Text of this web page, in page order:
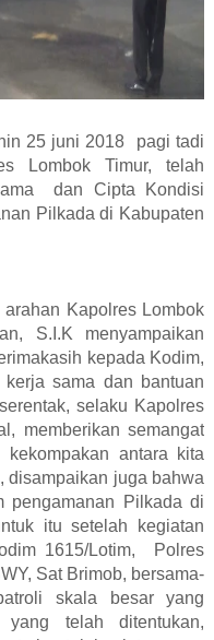
25 juni 2018 pagi tadi
Lombok Timur, telah
dan Cipta Kondisi
Pilkada di Kabupaten
Kapolres Lombok
S.I.K menyampaikan
kepada Kodim,
sama dan bantuan
selaku Kapolres
memberikan semangat
kekompakan antara kita
disampaikan juga bahwa
pengamanan Pilkada di
itu setelah kegiatan
1615/Lotim,
Polres
Sat Brimob, bersama-
skala besar yang
telah ditentukan,